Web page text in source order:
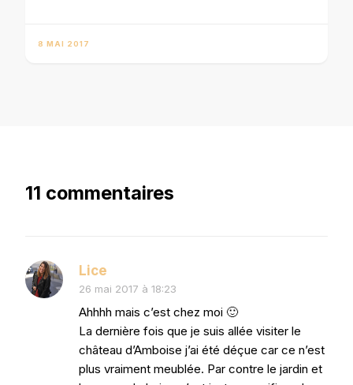
8 MAI 2017
11 commentaires
Lice
26 mai 2017 à 18:23
Ahhhh mais c’est chez moi 🙂
La dernière fois que je suis allée visiter le
château d’Amboise j’ai été déçue car ce n’est
plus vraiment meublée. Par contre le jardin et